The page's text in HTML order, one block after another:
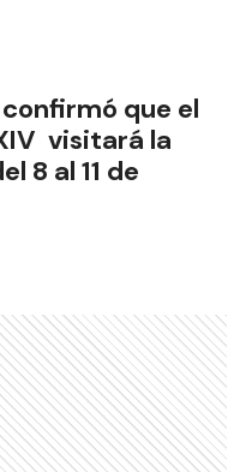
que el
visitará la
8 al 11 de